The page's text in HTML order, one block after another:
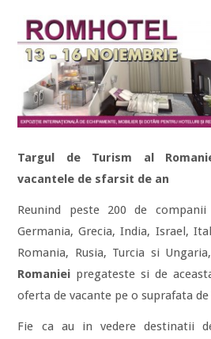
Targul de Turism al
vacantele de sfarsit de an
Reunind peste 200 de
Germania, Grecia, India, Israel,
Romania, Rusia, Turcia si Ungaria,
Romaniei pregateste si de
oferta de vacante pe o suprafata de
Fie ca au in vedere destinatii